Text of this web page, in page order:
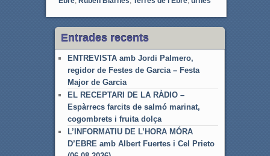
Entrades recents
ENTREVISTA amb Jordi Palmero,
regidor de Festes de Garcia – Festa
Major de Garcia
EL RECEPTARI DE LA RÀDIO –
Espàrrecs farcits de salmó marinat,
cogombrets i fruita dolça
L’INFORMATIU DE L’HORA MÓRA
D’EBRE amb Albert Fuertes i Cel Prieto